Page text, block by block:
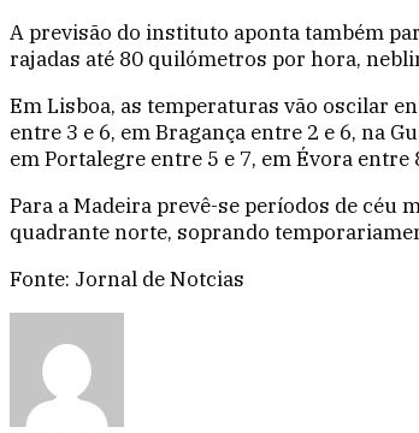
A previsão do instituto aponta também
rajadas até 80 quilómetros por hora,
Em Lisboa, as temperaturas vão oscilar
entre 3 e 6, em Bragança entre 2 e 6, na
em Portalegre entre 5 e 7, em Évora entre
Para a Madeira prevê-se períodos de céu
quadrante norte, soprando
Fonte: Jornal de Notcias